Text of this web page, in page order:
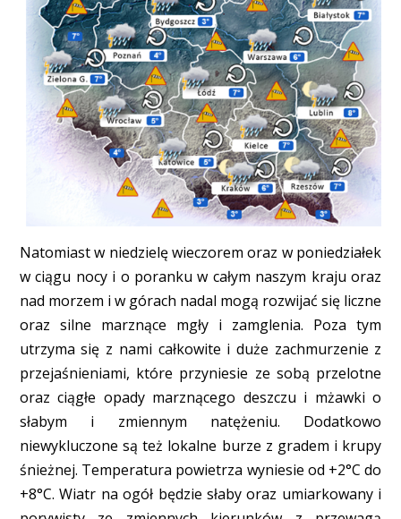
Natomiast w niedzielę wieczorem oraz w poniedziałek
w ciągu nocy i o poranku w całym naszym kraju oraz
nad morzem i w górach nadal mogą rozwijać się liczne
oraz silne marznące mgły i zamglenia. Poza tym
utrzyma się z nami całkowite i duże zachmurzenie z
przejaśnieniami, które przyniesie ze sobą przelotne
oraz ciągłe opady marznącego deszczu i mżawki o
słabym i zmiennym natężeniu. Dodatkowo
niewykluczone są też lokalne burze z gradem i krupy
śnieżnej. Temperatura powietrza wyniesie od +2°C do
+8°C. Wiatr na ogół będzie słaby oraz umiarkowany i